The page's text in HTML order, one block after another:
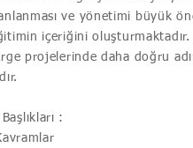
ve yönetimi büyük
içeriğini oluşturmaktadır.
Arge projelerinde daha doğru
: